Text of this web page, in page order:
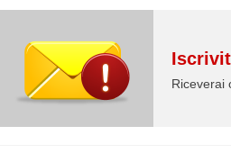
Riceverai